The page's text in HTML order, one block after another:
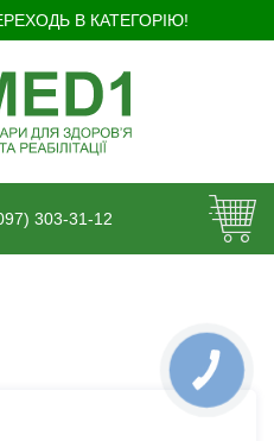
В КАТЕГОРІЮ!
303-31-12
КНОПКА
ЗВ'ЯЗКУ